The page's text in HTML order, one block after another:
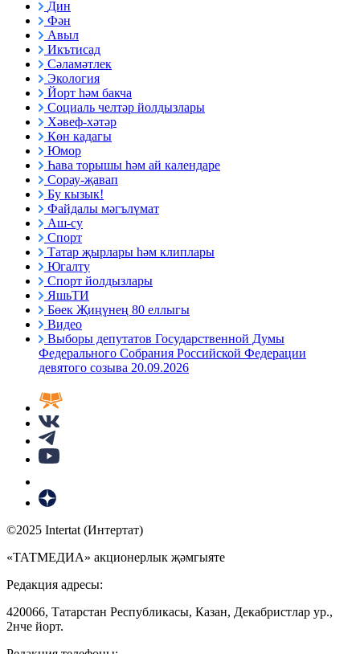
Дин
Фән
Авыл
Икътисад
Сәламәтлек
Экология
Йорт һәм бакча
Социаль челтәр йолдызлары
Хәвеф-хәтәр
Көн кадагы
Юмор
Һава торышы һәм ай календаре
Сорау-җавап
Бу кызык!
Файдалы мәгълүмат
Аш-су
Спорт
Татар җырлары һәм клиплары
Югалту
Спорт йолдызлары
ЯшьТИ
Бөек Җиңүнең 80 еллыгы
Видео
Выборы депутатов Государственной Думы
Федерального Собрания Российской Федерации
девятого созыва 20.09.2026
©2025 Intertat (Интертат)
«ТАТМЕДИА» акционерлык җәмгыяте
Редакция адресы:
420066, Татарстан Республикасы, Казан, Декабристлар ур.,
2нче йорт.